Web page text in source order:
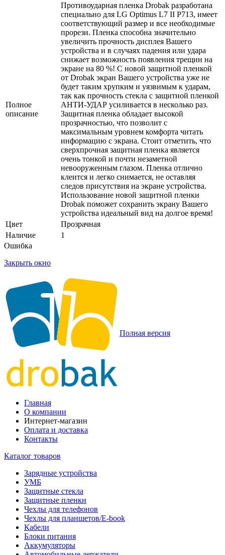
Полное
описание
Противоударная пленка Drobak разработана
специально для LG Optimus L7 II P713, имеет
соответствующий размер и все необходимые
прорези. Пленка способна значительно
увеличить прочность дисплея Вашего
устройства и в случаях падения или удара
снижает возможность появления трещин на
экране на 80 %! С новой защитной пленкой
от Drobak экран Вашего устройства уже не
будет таким хрупким и уязвимым к ударам,
так как прочность стекла с защитной пленкой
АНТИ-УДАР усиливается в несколько раз.
Защитная пленка обладает высокой
прозрачностью, что позволит с
максимальным уровнем комфорта читать
информацию с экрана. Стоит отметить, что
сверхпрочная защитная пленка является
очень тонкой и почти незаметной
невооруженным глазом. Пленка отлично
клеится и легко снимается, не оставляя
следов присутствия на экране устройства.
Использование новой защитной пленки
Drobak поможет сохранить экрану Вашего
устройства идеальный вид на долгое время!
Цвет
Прозрачная
Наличие
1
Ошибка
Закрыть окно
Полная версия
Главная
О компании
Интернет-магазин
Оплата и доставка
Контакты
Каталог товаров
Зарядные устройства
УМБ
Защитные стекла
Защитные пленки
Чехлы для телефонов
Чехлы для планшетов/E-book
Кабели
Блоки питания
Аккумуляторы